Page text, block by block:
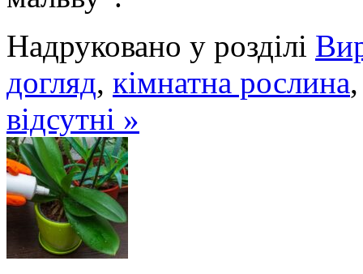
Надруковано у розділі
догляд, кімнатна рослина
відсутні »